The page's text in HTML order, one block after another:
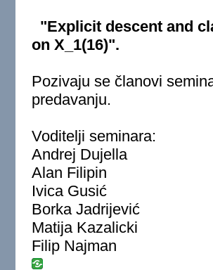
"Explicit descent and
on X_1(16)".
Pozivaju se članovi
predavanju.
Voditelji seminara:
Andrej Dujella
Alan Filipin
Ivica Gusić
Borka Jadrijević
Matija Kazalicki
Filip Najman